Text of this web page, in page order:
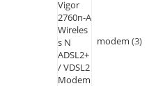
modem 3